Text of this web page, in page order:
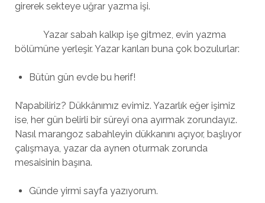
girerek sekteye uğrar yazma işi.
Yazar sabah kalkıp işe gitmez, evin yazma
bölümüne yerleşir. Yazar karıları buna çok bozulurlar:
Bütün gün evde bu herif!
N’apabiliriz? Dükkânımız evimiz. Yazarlık eğer işimiz
ise, her gün belirli bir süreyi ona ayırmak zorundayız.
Nasıl marangoz sabahleyin dükkanını açıyor, başlıyor
çalışmaya, yazar da aynen oturmak zorunda
mesaisinin başına.
Günde yirmi sayfa yazıyorum.